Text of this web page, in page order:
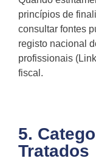
princípios de
consultar fontes
registo nacional
profissionais
fiscal.
5.
Tratados